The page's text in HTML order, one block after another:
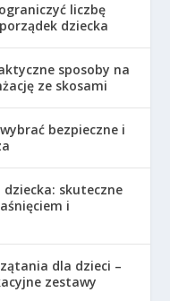
liczbę
dziecka
sposoby na
ze skosami
bezpieczne i
skuteczne
i
dla dzieci –
zestawy